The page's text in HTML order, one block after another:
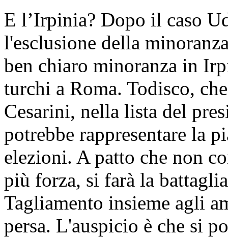
E l’Irpinia? Dopo il caso
l'esclusione della
ben chiaro minoranza in
turchi a Roma. Todisco,
Cesarini, nella lista del
potrebbe rappresentare la
elezioni. A patto che non
più forza, si farà la
Tagliamento insieme agli
persa. L'auspicio è che si